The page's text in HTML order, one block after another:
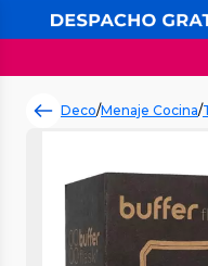
Deco/Menaje Cocina/